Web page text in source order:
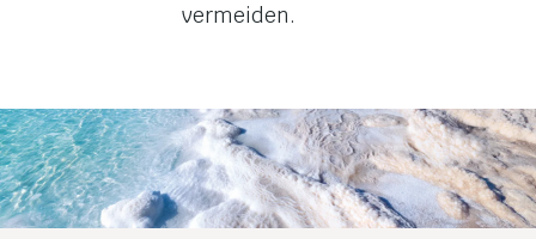
vermeiden.